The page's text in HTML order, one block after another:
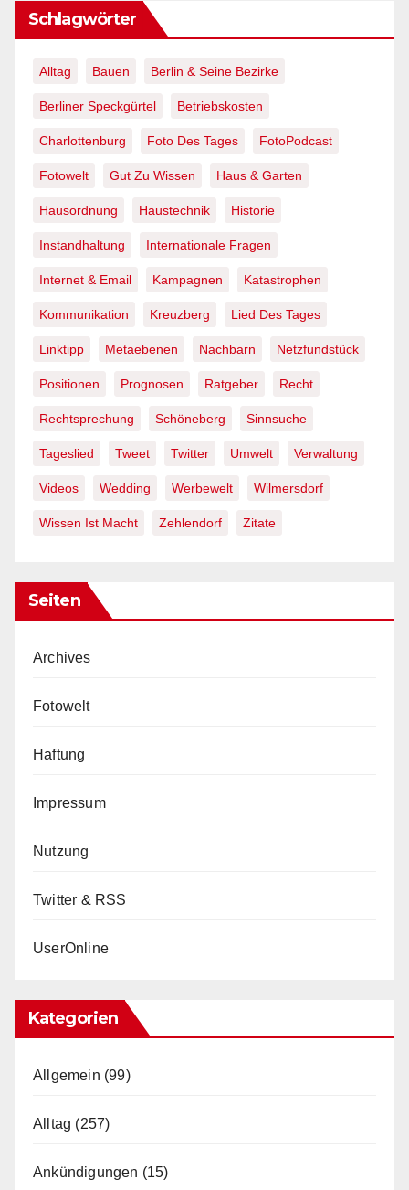
Schlagwörter
Alltag Bauen Berlin & Seine Bezirke
Berliner Speckgürtel Betriebskosten
Charlottenburg Foto Des Tages FotoPodcast
Fotowelt Gut Zu Wissen Haus & Garten
Hausordnung Haustechnik Historie
Instandhaltung Internationale Fragen
Internet & Email Kampagnen Katastrophen
Kommunikation Kreuzberg Lied Des Tages
Linktipp Metaebenen Nachbarn Netzfundstück
Positionen Prognosen Ratgeber Recht
Rechtsprechung Schöneberg Sinnsuche
Tageslied Tweet Twitter Umwelt Verwaltung
Videos Wedding Werbewelt Wilmersdorf
Wissen Ist Macht Zehlendorf Zitate
Seiten
Archives
Fotowelt
Haftung
Impressum
Nutzung
Twitter & RSS
UserOnline
Kategorien
Allgemein (99)
Alltag (257)
Ankündigungen (15)